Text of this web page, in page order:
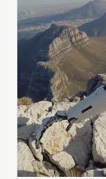
Soluções
Como
Blog
Contato
Começar